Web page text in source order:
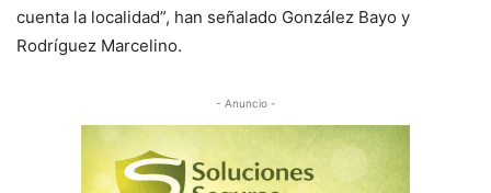
cuenta la localidad”, han señalado González Bayo y
Rodríguez Marcelino.
- Anuncio -